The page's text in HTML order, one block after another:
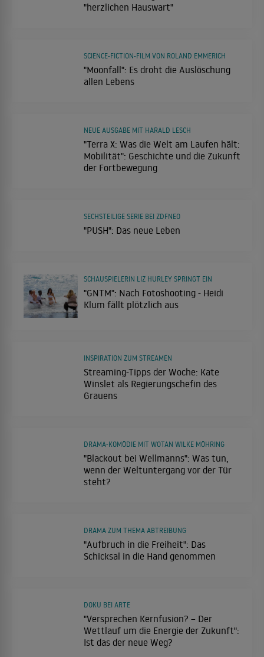
"herzlichen Hauswart"
"Moonfall": Es droht die Auslöschung
allen Lebens
SCIENCE-FICTION-FILM VON ROLAND EMMERICH
"Terra X: Was die Welt am Laufen hält:
Mobilität": Geschichte und die Zukunft
der Fortbewegung
NEUE AUSGABE MIT HARALD LESCH
"PUSH": Das neue Leben
SECHSTEILIGE SERIE BEI ZDFNEO
"GNTM": Nach Fotoshooting - Heidi
Klum fällt plötzlich aus
SCHAUSPIELERIN LIZ HURLEY SPRINGT EIN
Streaming-Tipps der Woche: Kate
Winslet als Regierungschefin des
Grauens
INSPIRATION ZUM STREAMEN
"Blackout bei Wellmanns": Was tun,
wenn der Weltuntergang vor der Tür
steht?
DRAMA-KOMÖDIE MIT WOTAN WILKE MÖHRING
"Aufbruch in die Freiheit": Das
Schicksal in die Hand genommen
DRAMA ZUM THEMA ABTREIBUNG
"Versprechen Kernfusion? – Der
Wettlauf um die Energie der Zukunft":
Ist das der neue Weg?
DOKU BEI ARTE